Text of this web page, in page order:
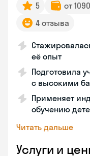
5 от
4 отзыва
её опыт
Подготовила
с высокими
Применяет
обучению
Читать дальше
Услуги и